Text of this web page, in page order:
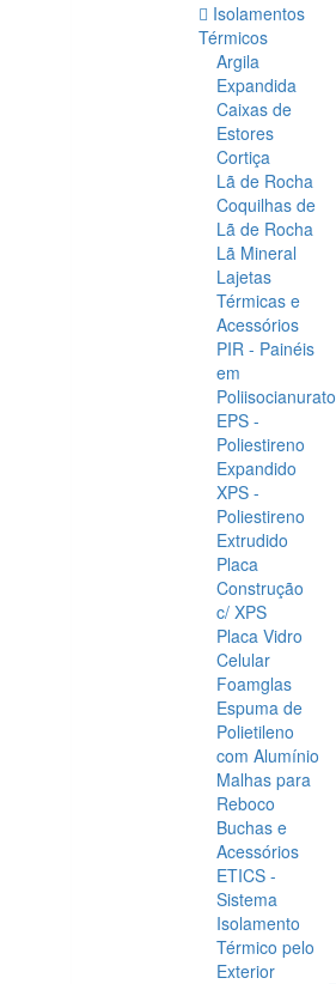
Isolamentos
Térmicos
Argila
Expandida
Caixas de
Estores
Cortiça
Lã de Rocha
Coquilhas de
Lã de Rocha
Lã Mineral
Lajetas
Térmicas e
Acessórios
PIR - Painéis
em
Poliisocianurato
EPS -
Poliestireno
Expandido
XPS -
Poliestireno
Extrudido
Placa
Construção
c/ XPS
Placa Vidro
Celular
Foamglas
Espuma de
Polietileno
com Alumínio
Malhas para
Reboco
Buchas e
Acessórios
ETICS -
Sistema
Isolamento
Térmico pelo
Exterior